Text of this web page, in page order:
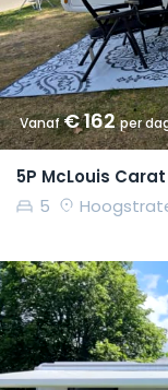
Vanaf€ 162per
5P McLouis
5